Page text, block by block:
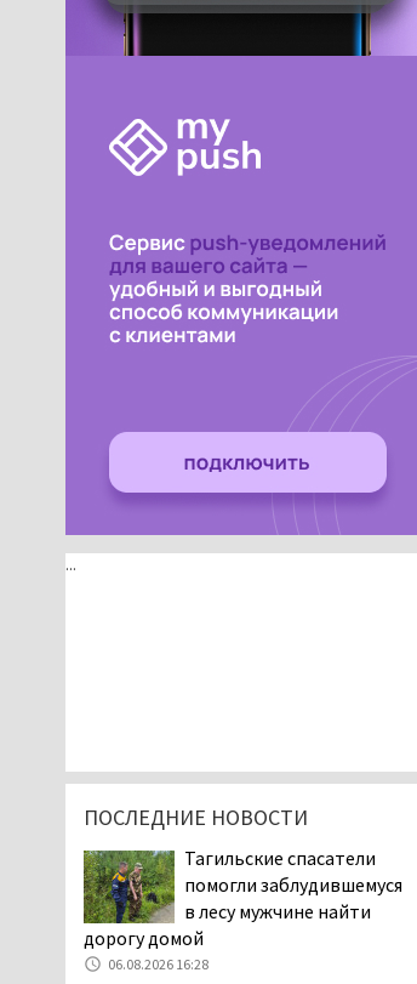
...
ПОСЛЕДНИЕ НОВОСТИ
Тагильские спасатели
помогли заблудившемуся
в лесу мужчине найти
дорогу домой
06.08.2026 16:28